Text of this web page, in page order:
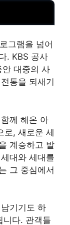
그램을 넘어
. KBS 공사
대중의 사
통을 되새기
께 해온 아
로, 새로운 세
계승하고 발
대와 세대를
그 중심에서
기기도 하
니다. 관객들